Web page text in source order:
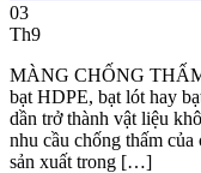
03
Th9
MÀNG CHỐNG
bạt HDPE, bạt lót hay
dần trở thành vật liệu
nhu cầu chống thấm
sản xuất trong […]